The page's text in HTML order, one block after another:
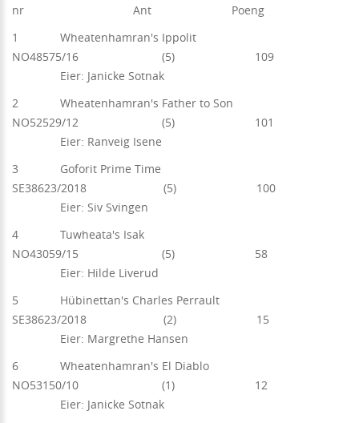
nr Ant Poeng
1 Wheatenhamran's Ippolit
NO48575/16 (5) 109
Eier: Janicke Sotnak
2 Wheatenhamran's Father to Son
NO52529/12 (5) 101
Eier: Ranveig Isene
3 Goforit Prime Time
SE38623/2018 (5) 100
Eier: Siv Svingen
4 Tuwheata's Isak
NO43059/15 (5) 58
Eier: Hilde Liverud
5 Hübinettan's Charles Perrault
SE38623/2018 (2) 15
Eier: Margrethe Hansen
6 Wheatenhamran's El Diablo
NO53150/10 (1) 12
Eier: Janicke Sotnak